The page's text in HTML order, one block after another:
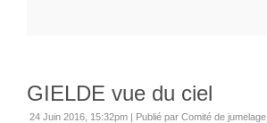
GIELDE vue du ciel
24 Juin 2016, 15:32pm | Publié par Comité de jumelage